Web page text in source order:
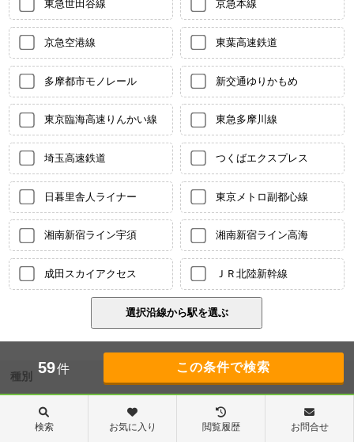
東急世田谷線 京急本線
京急空港線 東葉高速鉄道
多摩都市モノレール 新交通ゆりかもめ
東京臨海高速りんかい線 東急多摩川線
埼玉高速鉄道 つくばエクスプレス
日暮里舎人ライナー 東京メトロ副都心線
湘南新宿ライン宇須 湘南新宿ライン高海
成田スカイアクセス ＪＲ北陸新幹線
種別
アパート マンション
59件
検索 お気に入り 閲覧履歴 お問合せ